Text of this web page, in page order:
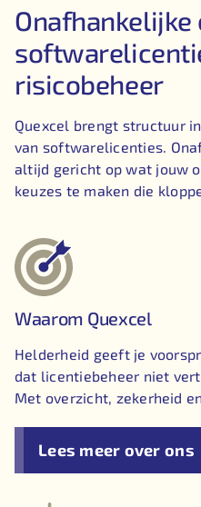
Onafhankelijke
risicobeheer
Quexcel brengt structuur
van softwarelicenties.
altijd gericht op wat jouw
keuzes te maken die
Waarom Quexcel
Helderheid geeft je
dat licentiebeheer niet
Met overzicht, zekerheid
Lees meer over ons